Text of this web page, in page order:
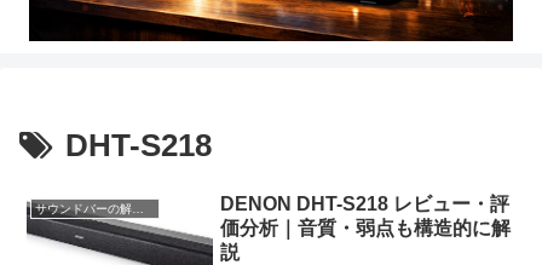
DHT-S218
サウンドバーの解説とレビュー分析
DENON DHT-S218 レビュー・評
価分析｜音質・弱点も構造的に解
説